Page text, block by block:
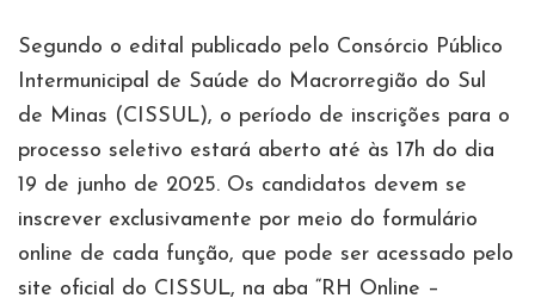
Segundo o edital publicado pelo Consórcio Público
Intermunicipal de Saúde do Macrorregião do Sul
de Minas (CISSUL), o período de inscrições para o
processo seletivo estará aberto até às 17h do dia
19 de junho de 2025. Os candidatos devem se
inscrever exclusivamente por meio do formulário
online de cada função, que pode ser acessado pelo
site oficial do CISSUL, na aba “RH Online –